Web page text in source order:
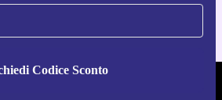
Codice Sconto